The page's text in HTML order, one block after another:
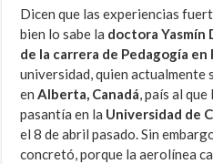
Dicen que las experiencias
bien lo sabe la doctora Yasmín
de la carrera de Pedagogía en
universidad, quien actualmente
enAlberta, Canadá, país al
pasantía en la Universidad de
el 8 de abril pasado. Sin
concretó, porque la aerolínea